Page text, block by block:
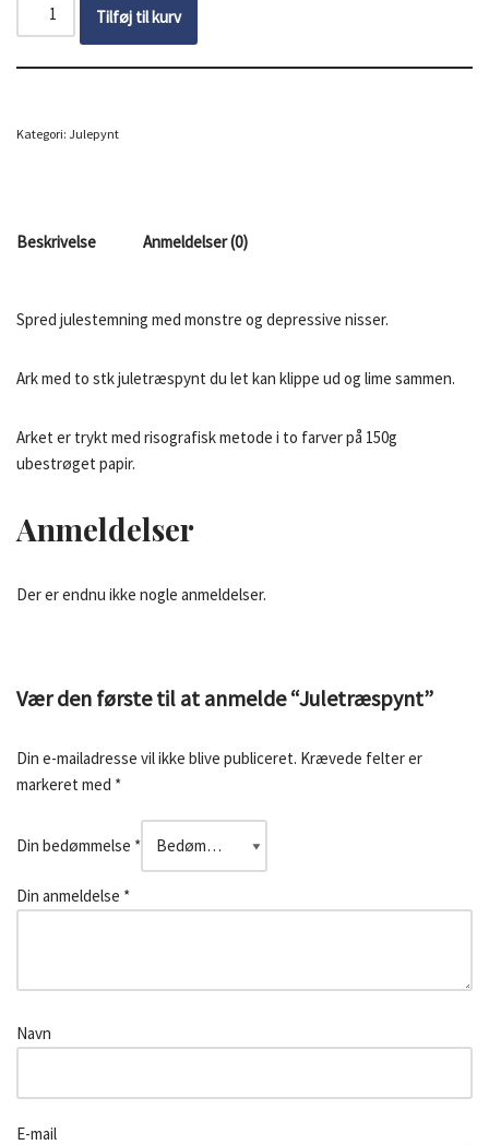
Tilføj til kurv
Kategori: Julepynt
Beskrivelse Anmeldelser (0)
Spred julestemning med monstre og depressive nisser.
Ark med to stk juletræspynt du let kan klippe ud og lime sammen.
Arket er trykt med risografisk metode i to farver på 150g
ubestrøget papir.
Anmeldelser
Der er endnu ikke nogle anmeldelser.
Vær den første til at anmelde “Juletræspynt”
Din e-mailadresse vil ikke blive publiceret. Krævede felter er
markeret med *
Din bedømmelse *
Din anmeldelse *
Navn
E-mail